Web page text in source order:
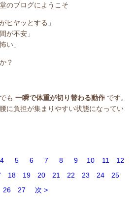
のブログにようこそ
ヒヤッとする」
が不安」
い」
？
も 一瞬で体重が切り替わる動作 です。
に負担が集まりやすい状態になってい
4 5 6 7 8 9 10 11
12
18 19 20 21 22 23 24
25
26
27 次